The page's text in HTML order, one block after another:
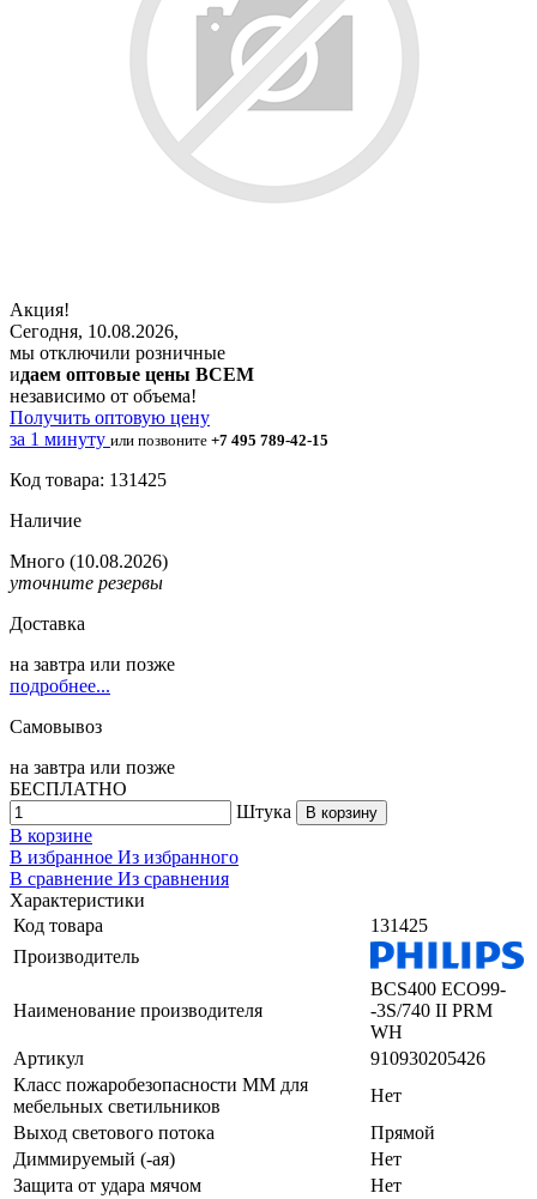
Акция!
Сегодня, 10.08.2026,
мы отключили розничные
идаем оптовые цены ВСЕМ
независимо от объема!
Получить оптовую цену
за 1 минуту или позвоните +7 495 789-42-15
Код товара: 131425
Наличие
Много (10.08.2026)
уточните резервы
Доставка
на завтра или позже
подробнее...
Самовывоз
на завтра или позже
БЕСПЛАТНО
Штука
В корзину
В корзине
В избранное Из избранного
В сравнение Из сравнения
Характеристики
Код товара
131425
Производитель
Наименование производителя
BCS400 ECO99-
-3S/740 II PRM
WH
Артикул
910930205426
Класс пожаробезопасности ММ для
мебельных светильников
Нет
Выход светового потока
Прямой
Диммируемый (-ая)
Нет
Защита от удара мячом
Нет